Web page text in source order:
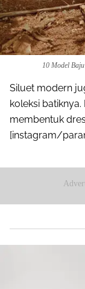
10 Model
Siluet modern
koleksi
membentuk
[instagram/